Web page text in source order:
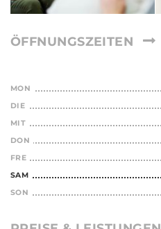
ÖFFNUNGSZEITEN
MON
DIE
MIT
DON
FRE
SAM
SON